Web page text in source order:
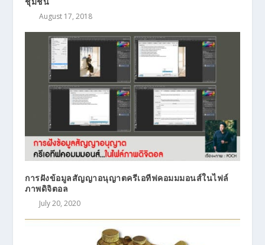
August 17, 2018
การฝังข้อมูลสัญญาอนุญาตครีเอทีฟคอมมมอนส์ในไฟล์
ภาพดิจิตอล
July 20, 2020